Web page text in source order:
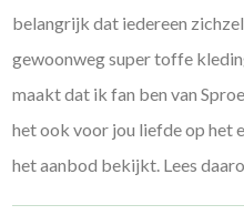
belangrijk dat iedereen
gewoonweg super toffe
maakt dat ik fan ben van
het ook voor jou liefde op het
het aanbod bekijkt. Lees